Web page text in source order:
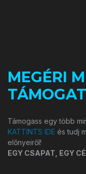
MEGÉRI
Támogass egy több
KATTINTS IDE és tudj
előnyeiről!
EGY CSAPAT, EGY